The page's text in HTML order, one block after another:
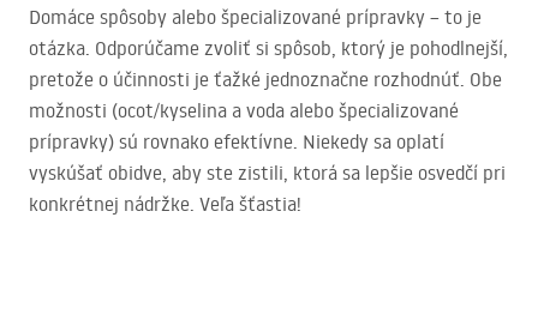
Domáce spôsoby alebo špecializované prípravky – to je
otázka. Odporúčame zvoliť si spôsob, ktorý je pohodlnejší,
pretože o účinnosti je ťažké jednoznačne rozhodnúť. Obe
možnosti (ocot/kyselina a voda alebo špecializované
prípravky) sú rovnako efektívne. Niekedy sa oplatí
vyskúšať obidve, aby ste zistili, ktorá sa lepšie osvedčí pri
konkrétnej nádržke. Veľa šťastia!